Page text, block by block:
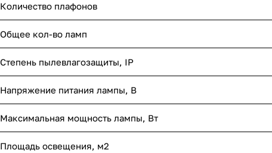
Количество плафонов
Общее кол-во ламп
Степень пылевлагозащиты, IP
Напряжение питания лампы, В
Максимальная мощность лампы, Вт
Площадь освещения, м2